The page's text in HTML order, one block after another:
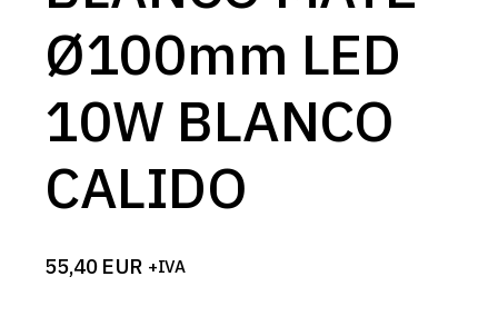
Ø100mm LED
10W BLANCO
CALIDO
55,40 EUR +IVA